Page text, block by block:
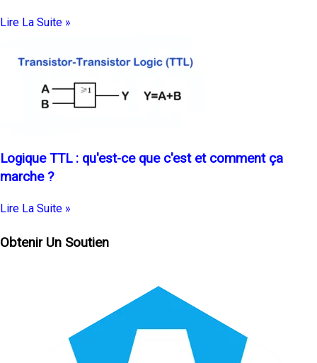
Lire La Suite »
Logique TTL : qu'est-ce que c'est et comment ça
marche ?
Lire La Suite »
Obtenir Un Soutien